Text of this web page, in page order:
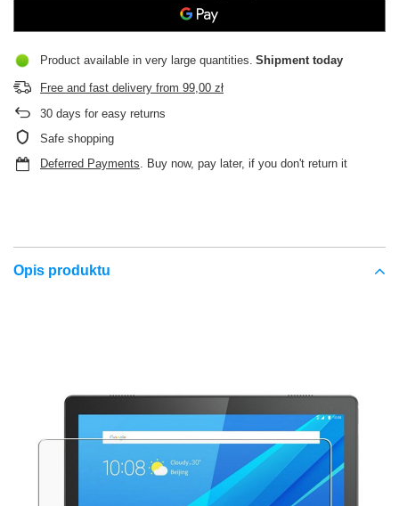
Product available in very large quantities Shipment today
Free and fast delivery from 99,00 zł
30 days for easy returns
Safe shopping
Deferred Payments. Buy now, pay later, if you don't return it
Opis produktu